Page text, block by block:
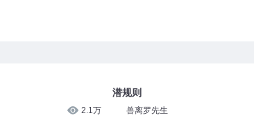
2.1万
潜规则
兽离罗先生